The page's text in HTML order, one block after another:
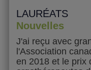
LAURÉATS
Nouvelles
J'ai reçu avec
l'Association
en 2018 et le prix